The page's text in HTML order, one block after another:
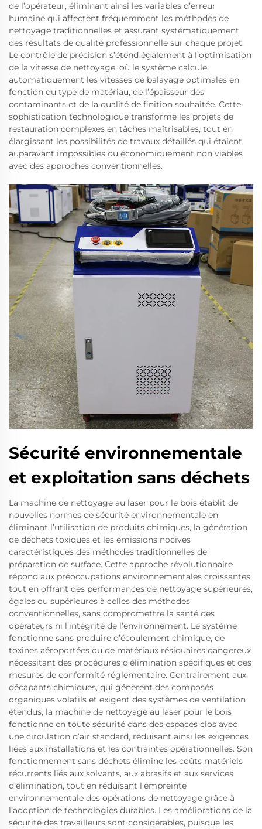
de l’opérateur, éliminant ainsi les variables d’erreur
humaine qui affectent fréquemment les méthodes de
nettoyage traditionnelles et assurant systématiquement
des résultats de qualité professionnelle sur chaque projet.
Le contrôle de précision s’étend également à l’optimisation
de la vitesse de nettoyage, où le système calcule
automatiquement les vitesses de balayage optimales en
fonction du type de matériau, de l’épaisseur des
contaminants et de la qualité de finition souhaitée. Cette
sophistication technologique transforme les projets de
restauration complexes en tâches maîtrisables, tout en
élargissant les possibilités de travaux détaillés qui étaient
auparavant impossibles ou économiquement non viables
avec des approches conventionnelles.
Sécurité environnementale
et exploitation sans déchets
La machine de nettoyage au laser pour le bois établit de
nouvelles normes de sécurité environnementale en
éliminant l’utilisation de produits chimiques, la génération
de déchets toxiques et les émissions nocives
caractéristiques des méthodes traditionnelles de
préparation de surface. Cette approche révolutionnaire
répond aux préoccupations environnementales croissantes
tout en offrant des performances de nettoyage supérieures,
égales ou supérieures à celles des méthodes
conventionnelles, sans compromettre la santé des
opérateurs ni l’intégrité de l’environnement. Le système
fonctionne sans produire d’écoulement chimique, de
toxines aéroportées ou de matériaux résiduaires dangereux
nécessitant des procédures d’élimination spécifiques et des
mesures de conformité réglementaire. Contrairement aux
décapants chimiques, qui génèrent des composés
organiques volatils et exigent des systèmes de ventilation
étendus, la machine de nettoyage au laser pour le bois
fonctionne en toute sécurité dans des espaces clos avec
une circulation d’air standard, réduisant ainsi les exigences
liées aux installations et les contraintes opérationnelles. Son
fonctionnement sans déchets élimine les coûts matériels
récurrents liés aux solvants, aux abrasifs et aux services
d’élimination, tout en réduisant l’empreinte
environnementale des opérations de nettoyage grâce à
l’adoption de technologies durables. Les améliorations de la
sécurité des travailleurs sont considérables, puisque les